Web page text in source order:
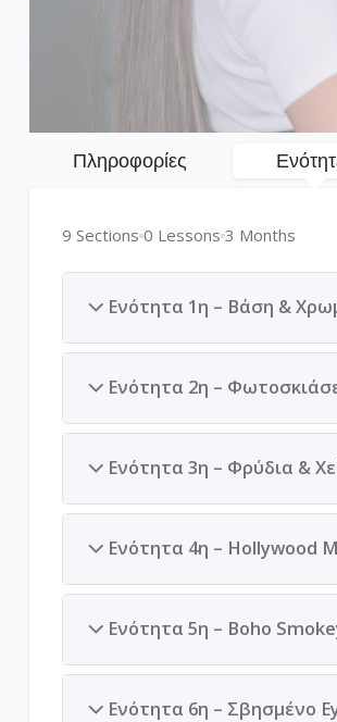
Πληροφορίες
9 Sections 0 Lessons 3 Months
Ενότητα 1η – Βάση &
Ενότητα 2η –
Ενότητα 3η – Φρύδια &
Ενότητα 4η – Hollywood
Ενότητα 5η – Boho
Ενότητα 6η – Σβησμένο